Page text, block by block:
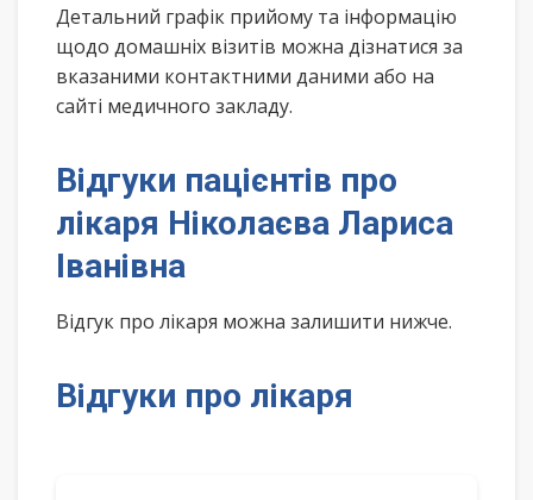
Детальний графік прийому та інформацію
щодо домашніх візитів можна дізнатися за
вказаними контактними даними або на
сайті медичного закладу.
Відгуки пацієнтів про
лікаря Ніколаєва Лариса
Іванівна
Відгук про лікаря можна залишити нижче.
Відгуки про лікаря